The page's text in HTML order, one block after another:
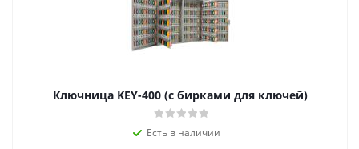
Ключница KEY-400 (с бирками для ключей)
Есть в наличии